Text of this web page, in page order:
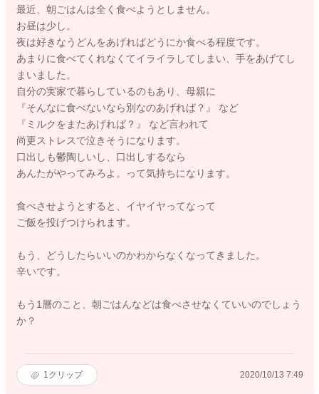
最近、朝ごはんは全く食べようとしません。
お昼は少し。
夜は好きなうどんをあげればどうにか食べる程度です。
あまりに食べてくれなくてイライラしてしまい、手をあげてし
まいました。
自分の実家で暮らしているのもあり、母親に
『そんなに食べないなら別なのあげれば？』 など
『ミルクをまたあげれば？』 など言われて
尚更ストレスで泣きそうになります。
口出しも鬱陶しいし、口出しするなら
あんたがやってみろよ。って気持ちになります。
食べさせようとすると、イヤイヤってなって
ご飯を投げつけられます。
もう、どうしたらいいのかわからなくなってきました。
辛いです。
もう1層のこと、朝ごはんなどは食べさせなくていいのでしょう
か？
1 クリップ 2020/10/13 7:49